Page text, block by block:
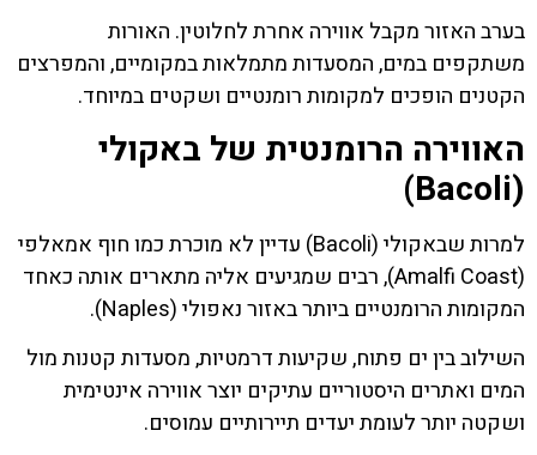
בערב האזור מקבל אווירה אחרת לחלוטין. האורות
משתקפים במים, המסעדות מתמלאות במקומיים, והמפרצים
הקטנים הופכים למקומות רומנטיים ושקטים במיוחד.
האווירה הרומנטית של באקולי
(Bacoli)
למרות שבאקולי (Bacoli) עדיין לא מוכרת כמו חוף אמאלפי
(Amalfi Coast), רבים שמגיעים אליה מתארים אותה כאחד
המקומות הרומנטיים ביותר באזור נאפולי (Naples).
השילוב בין ים פתוח, שקיעות דרמטיות, מסעדות קטנות מול
המים ואתרים היסטוריים עתיקים יוצר אווירה אינטימית
ושקטה יותר לעומת יעדים תיירותיים עמוסים.